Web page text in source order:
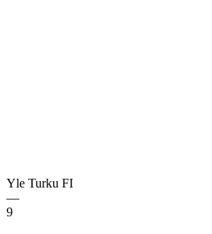
Yle Turku FI
—
9